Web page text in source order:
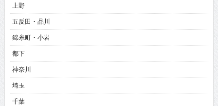
上野
五反田・品川
錦糸町・小岩
都下
神奈川
埼玉
千葉